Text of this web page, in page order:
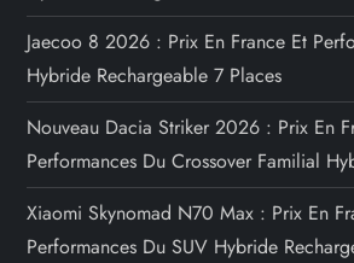
Jaecoo 8 2026 : Prix En France Et
Hybride Rechargeable 7 Places
Nouveau Dacia Striker 2026 : Prix En
Performances Du Crossover Familial
Xiaomi Skynomad N70 Max : Prix En
Performances Du SUV Hybride